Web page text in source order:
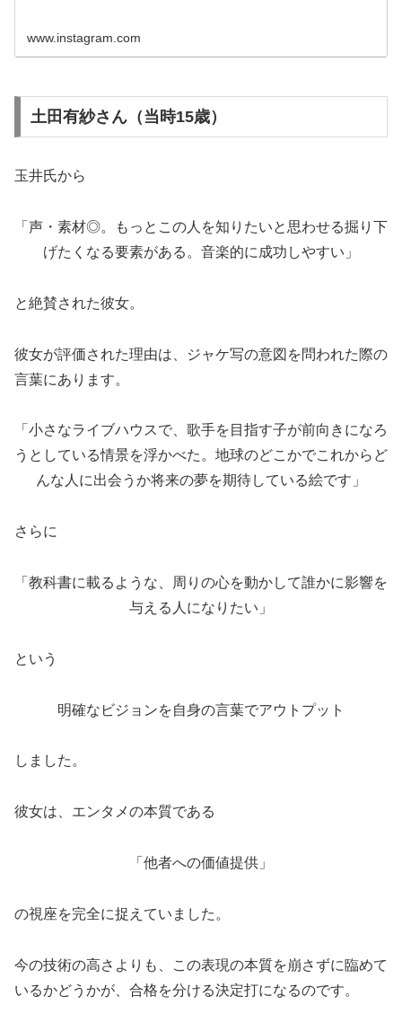
www.instagram.com
土田有紗さん（当時15歳）
玉井氏から
「声・素材◎。もっとこの人を知りたいと思わせる掘り下
げたくなる要素がある。音楽的に成功しやすい」
と絶賛された彼女。
彼女が評価された理由は、ジャケ写の意図を問われた際の
言葉にあります。
「小さなライブハウスで、歌手を目指す子が前向きになろ
うとしている情景を浮かべた。地球のどこかでこれからど
んな人に出会うか将来の夢を期待している絵です」
さらに
「教科書に載るような、周りの心を動かして誰かに影響を
与える人になりたい」
という
明確なビジョンを自身の言葉でアウトプット
しました。
彼女は、エンタメの本質である
「他者への価値提供」
の視座を完全に捉えていました。
今の技術の高さよりも、この表現の本質を崩さずに臨めて
いるかどうかが、合格を分ける決定打になるのです。